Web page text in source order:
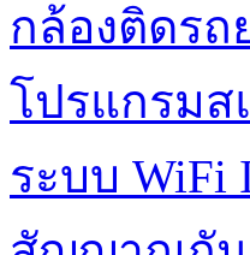
กล้องติดรถ
โปรแกรม
ระบบ WiFi